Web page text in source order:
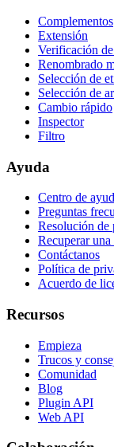
Complementos
Extensión
Verificación
Renombrado
Selección de
Selección de
Cambio rápido
Inspector
Filtro
Ayuda
Centro de
Preguntas
Resolución de
Recuperar
Contáctanos
Política de
Acuerdo de
Recursos
Empieza
Trucos y
Comunidad
Blog
Plugin API
Web API